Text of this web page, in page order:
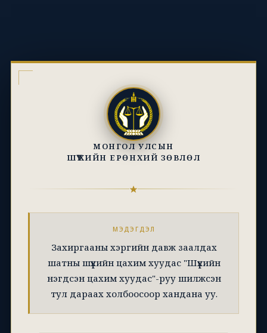
МОНГОЛ УЛСЫН
ШҮҮХИЙН ЕРӨНХИЙ ЗӨВЛӨЛ
МЭДЭГДЭЛ
Захиргааны хэргийн давж заалдах
шатны шүүхийн цахим хуудас "Шүүхийн
нэгдсэн цахим хуудас"-руу шилжсэн
тул дараах холбоосоор хандана уу.